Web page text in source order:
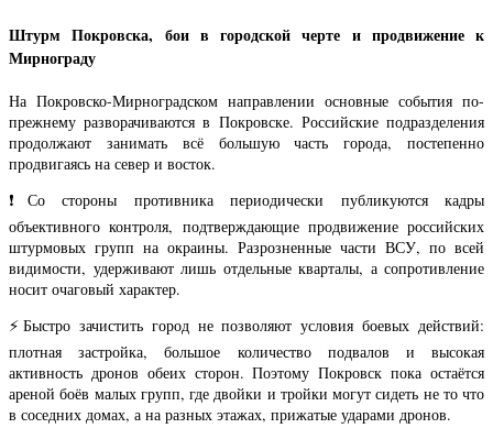
Штурм Покровска, бои в городской черте и продвижение к
Мирнограду
На Покровско-Мирноградском направлении основные события по-
прежнему разворачиваются в Покровске. Российские подразделения
продолжают занимать всё большую часть города, постепенно
продвигаясь на север и восток.
❗️Со стороны противника периодически публикуются кадры
объективного контроля, подтверждающие продвижение российских
штурмовых групп на окраины. Разрозненные части ВСУ, по всей
видимости, удерживают лишь отдельные кварталы, а сопротивление
носит очаговый характер.
⚡️Быстро зачистить город не позволяют условия боевых действий:
плотная застройка, большое количество подвалов и высокая
активность дронов обеих сторон. Поэтому Покровск пока остаётся
ареной боёв малых групп, где двойки и тройки могут сидеть не то что
в соседних домах, а на разных этажах, прижатые ударами дронов.